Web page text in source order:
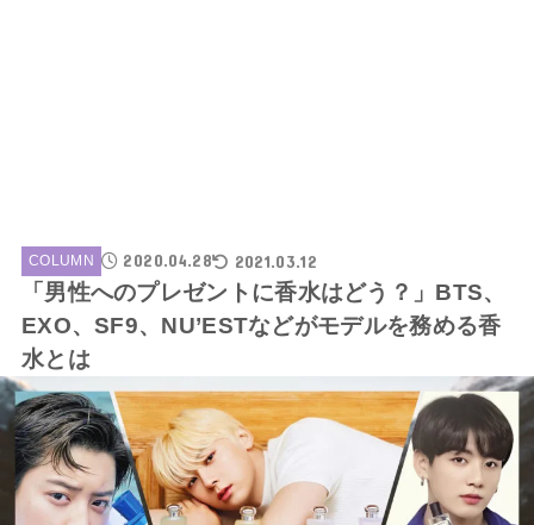
COLUMN 2020.04.28 2021.03.12
「男性へのプレゼントに香水はどう？」BTS、
EXO、SF9、NU’ESTなどがモデルを務める香
水とは